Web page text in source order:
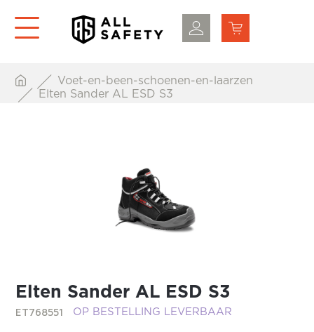
Voet-en-been-schoenen-en-laarzen
Elten Sander AL ESD S3
Elten Sander AL ESD S3
ET768551 OP BESTELLING LEVERBAAR